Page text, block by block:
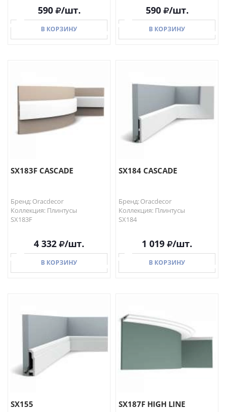
590 /шт.
В КОРЗИНУ
В КОРЗИНУ
590 /шт.
В КОРЗИНУ
В КОРЗИНУ
SX183F CASCADE
Бренд: Oracdecor
Коллекция: Плинтусы
SX183F
4 332 /шт.
В КОРЗИНУ
В КОРЗИНУ
SX184 CASCADE
Бренд: Oracdecor
Коллекция: Плинтусы
SX184
1 019 /шт.
В КОРЗИНУ
В КОРЗИНУ
SX155 SX187F HIGH LINE